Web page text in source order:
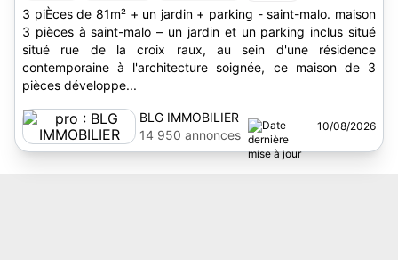
3 piÈces de 81m² + un jardin + parking - saint-malo. maison
3 pièces à saint-malo – un jardin et un parking inclus situé
situé rue de la croix raux, au sein d'une résidence
contemporaine à l'architecture soignée, ce maison de 3
pièces développe...
BLG IMMOBILIER
14 950 annonces
10/08/2026